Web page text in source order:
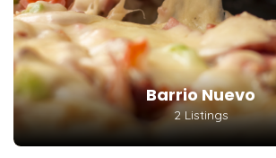
Barrio Nuevo
2 Listings